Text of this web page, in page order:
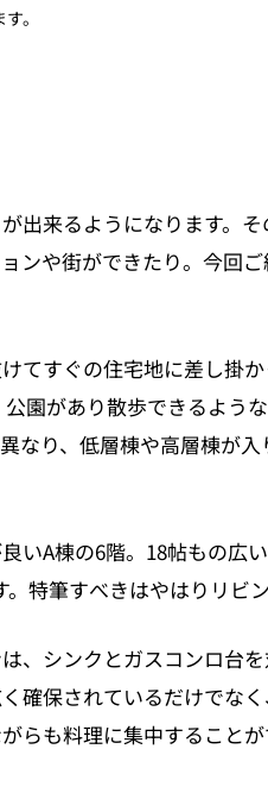
。
出来るようになります。
ンや街ができたり。今回
てすぐの住宅地に差し掛
園があり散歩できるよう
なり、低層棟や高層棟が
いA棟の6階。18帖もの広
特筆すべきはやはりリビン
、シンクとガスコンロ台
確保されているだけでな
らも料理に集中すること